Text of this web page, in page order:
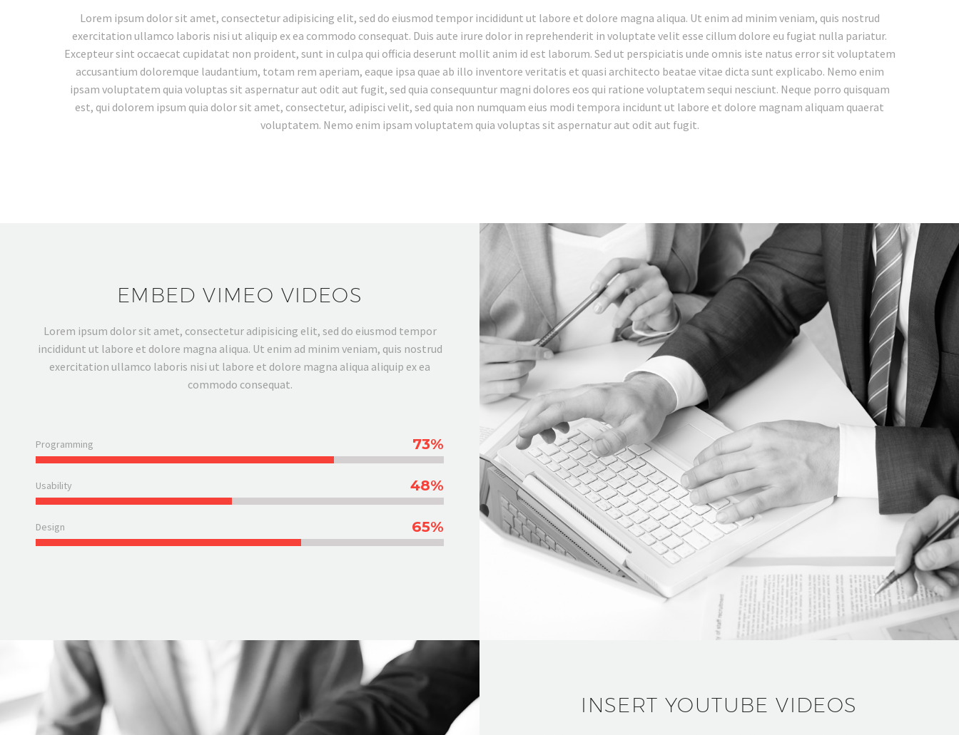
Lorem ipsum dolor sit amet, consectetur adipisicing elit, sed do eiusmod tempor incididunt ut labore et dolore magna aliqua. Ut enim ad minim veniam, quis nostrud
exercitation ullamco laboris nisi ut aliquip ex ea commodo consequat. Duis aute irure dolor in reprehenderit in voluptate velit esse cillum dolore eu fugiat nulla pariatur.
Excepteur sint occaecat cupidatat non proident, sunt in culpa qui officia deserunt mollit anim id est laborum. Sed ut perspiciatis unde omnis iste natus error sit voluptatem
accusantium doloremque laudantium, totam rem aperiam, eaque ipsa quae ab illo inventore veritatis et quasi architecto beatae vitae dicta sunt explicabo. Nemo enim
ipsam voluptatem quia voluptas sit aspernatur aut odit aut fugit, sed quia consequuntur magni dolores eos qui ratione voluptatem sequi nesciunt. Neque porro quisquam
est, qui dolorem ipsum quia dolor sit amet, consectetur, adipisci velit, sed quia non numquam eius modi tempora incidunt ut labore et dolore magnam aliquam quaerat
voluptatem. Nemo enim ipsam voluptatem quia voluptas sit aspernatur aut odit aut fugit.
EMBED VIMEO VIDEOS
Lorem ipsum dolor sit amet, consectetur adipisicing elit, sed do eiusmod tempor
incididunt ut labore et dolore magna aliqua. Ut enim ad minim veniam, quis nostrud
exercitation ullamco laboris nisi ut labore et dolore magna aliqua aliquip ex ea
commodo consequat.
Programming 73%
Usability 48%
Design 65%
INSERT YOUTUBE VIDEOS